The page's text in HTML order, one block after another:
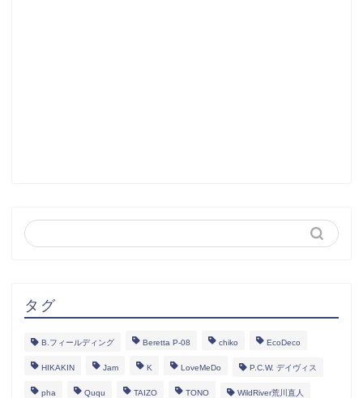
タグ
B.フィールディング Beretta P-08 chiko EcoDeco
HIKAKIN Jam K LoveMeDo P.C.W. デイヴィス
pha Ququ TAIZO TONO WildRiver荒川直人